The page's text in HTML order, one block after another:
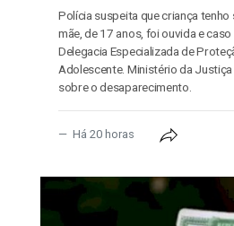
Polícia suspeita que criança
mãe, de 17 anos, foi ouvida e
Delegacia Especializada de
Adolescente. Ministério da
sobre o desaparecimento.
Há 20 horas